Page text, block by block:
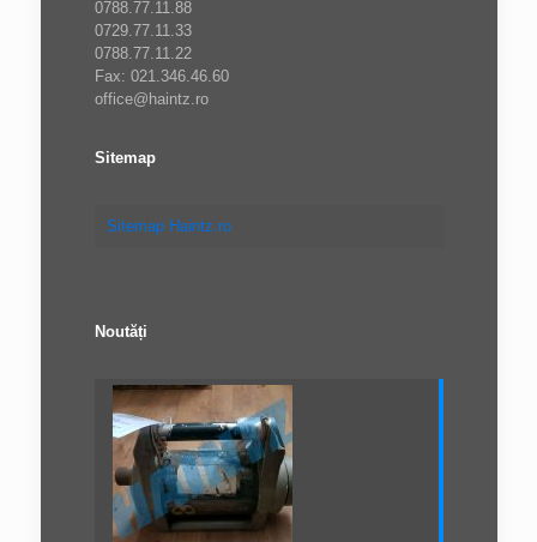
0788.77.11.88
0729.77.11.33
0788.77.11.22
Fax: 021.346.46.60
office@haintz.ro
Sitemap
Sitemap Haintz.ro
Noutăți